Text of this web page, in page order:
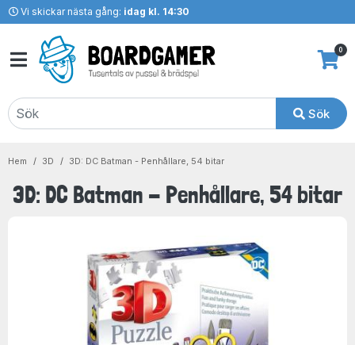
Vi skickar nästa gång: idag kl. 14:30
Sök
0
Hem 3D 3D: DC Batman - Penhållare, 54 bitar
3D: DC Batman - Penhållare, 54 bitar